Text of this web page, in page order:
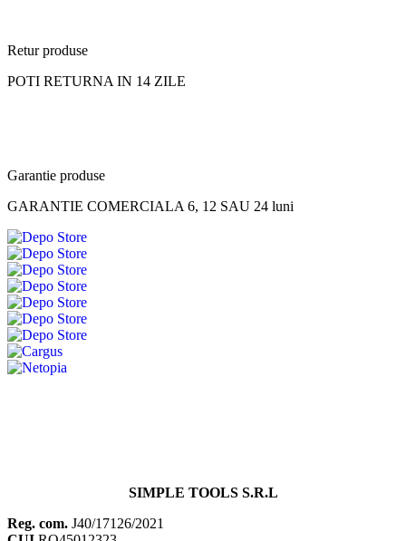
Retur produse
POTI RETURNA IN 14 ZILE
Garantie produse
GARANTIE COMERCIALA 6, 12 SAU 24 luni
SIMPLE TOOLS S.R.L
Reg. com. J40/17126/2021